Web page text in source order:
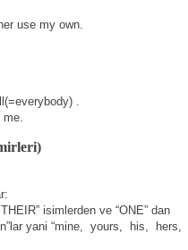
use my own.
.
isimlerden ve “ONE” dan
yani “mine,
yours, his, hers,